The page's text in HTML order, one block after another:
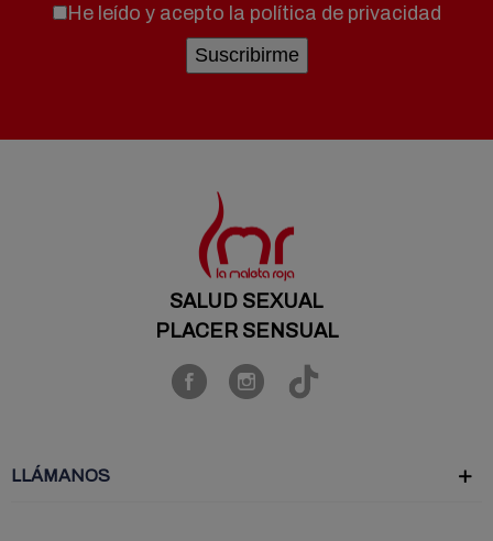
He leído y acepto la política de privacidad
SALUD SEXUAL
PLACER SENSUAL
LLÁMANOS